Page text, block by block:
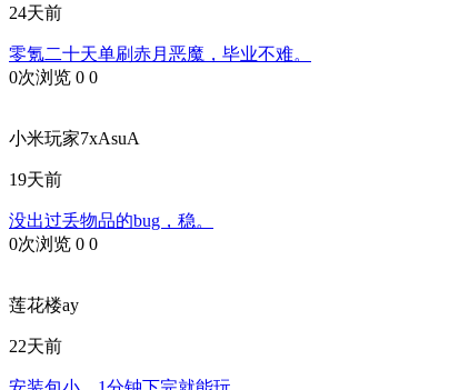
24天前
零氪二十天单刷赤月恶魔，毕业不难。
0次浏览 0 0
小米玩家7xAsuA
19天前
没出过丢物品的bug，稳。
0次浏览 0 0
莲花楼ay
22天前